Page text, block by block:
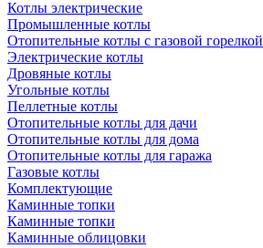
Котлы электрические
Промышленные котлы
Отопительные котлы с газовой горелкой
Электрические котлы
Дровяные котлы
Угольные котлы
Пеллетные котлы
Отопительные котлы для дачи
Отопительные котлы для дома
Отопительные котлы для гаража
Газовые котлы
Комплектующие
Каминные топки
Каминные топки
Каминные облицовки